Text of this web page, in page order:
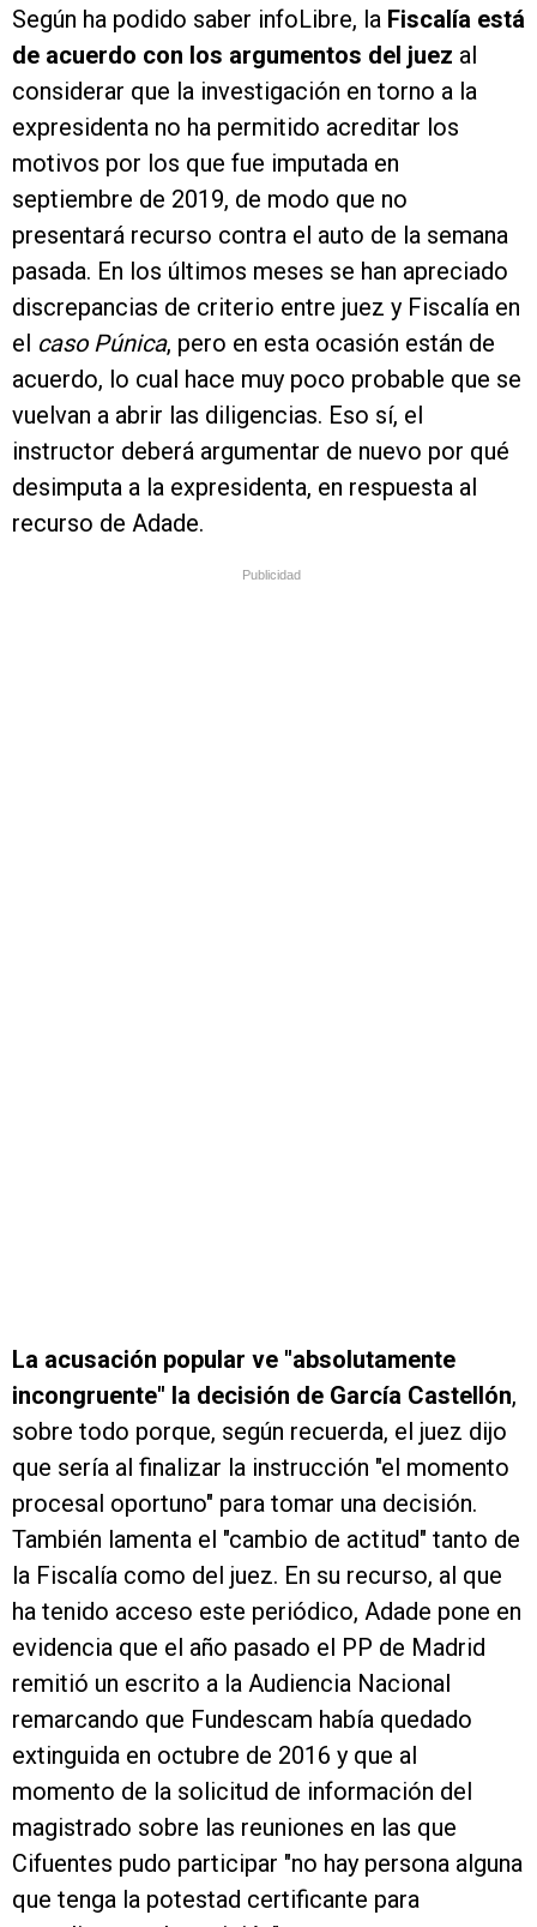
Según ha podido saber infoLibre, la Fiscalía está
de acuerdo con los argumentos del juez al
considerar que la investigación en torno a la
expresidenta no ha permitido acreditar los
motivos por los que fue imputada en
septiembre de 2019, de modo que no
presentará recurso contra el auto de la semana
pasada. En los últimos meses se han apreciado
discrepancias de criterio entre juez y Fiscalía en
el caso Púnica, pero en esta ocasión están de
acuerdo, lo cual hace muy poco probable que se
vuelvan a abrir las diligencias. Eso sí, el
instructor deberá argumentar de nuevo por qué
desimputa a la expresidenta, en respuesta al
recurso de Adade.
Publicidad
La acusación popular ve "absolutamente
incongruente" la decisión de García Castellón,
sobre todo porque, según recuerda, el juez dijo
que sería al finalizar la instrucción "el momento
procesal oportuno" para tomar una decisión.
También lamenta el "cambio de actitud" tanto de
la Fiscalía como del juez. En su recurso, al que
ha tenido acceso este periódico, Adade pone en
evidencia que el año pasado el PP de Madrid
remitió un escrito a la Audiencia Nacional
remarcando que Fundescam había quedado
extinguida en octubre de 2016 y que al
momento de la solicitud de información del
magistrado sobre las reuniones en las que
Cifuentes pudo participar "no hay persona alguna
que tenga la potestad certificante para